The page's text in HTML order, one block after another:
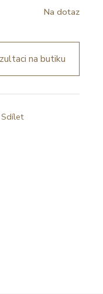
Na dotaz
na butiku
Sdílet